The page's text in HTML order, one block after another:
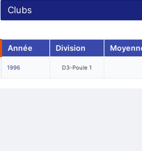
Clubs
Année Division
1996 D3-Poule 1